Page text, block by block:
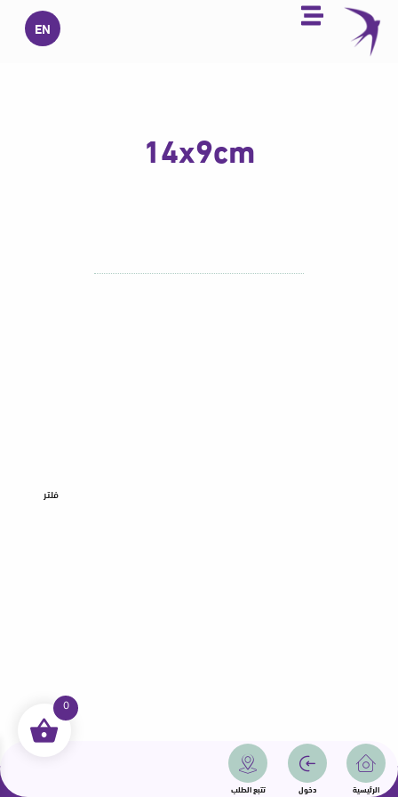
تخطي
المحتوى
EN
الرئيسية دخول تتبع الطلب
14x9cm
فلتر
جميع الحقوق محفوظة | سمامة 2025 | دولة قطر
0